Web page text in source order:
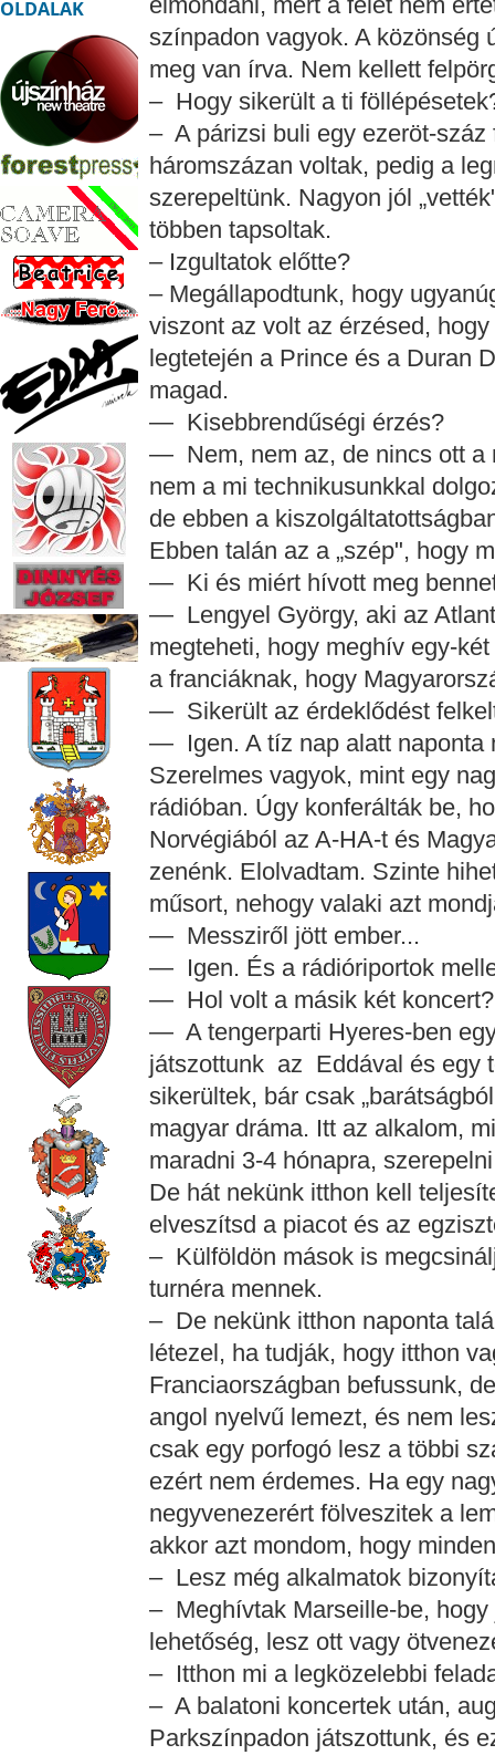
színpadon vagyok. A közönség
meg van írva. Nem kellett
– Hogy sikerült a ti
– A párizsi buli egy ezeröt-
háromszázan voltak, pedig a
szerepeltünk. Nagyon jól
többen tapsoltak.
– Izgultatok előtte?
– Megállapodtunk, hogy
viszont az volt az érzésed,
legtetején a Prince és a Duran
magad.
— Kisebbrendűségi érzés?
— Nem, nem az, de nincs ott a
nem a mi technikusunkkal
de ebben a
Ebben talán az a „szép", hogy
— Ki és miért hívott meg
— Lengyel György, aki az
megteheti, hogy meghív egy-
a franciáknak, hogy
— Sikerült az érdeklődést
— Igen. A tíz nap alatt naponta
Szerelmes vagyok, mint egy
rádióban. Úgy konferálták be,
Norvégiából az A-HA-t és
zenénk. Elolvadtam. Szinte
műsort, nehogy valaki azt
— Messziről jött ember...
— Igen. És a rádióriportok
— Hol volt a másik két koncert?
— A tengerparti Hyeres-ben
játszottunk az Eddával és egy
sikerültek, bár csak
magyar dráma. Itt az alkalom,
maradni 3-4 hónapra,
De hát nekünk itthon kell
elveszítsd a piacot és az
– Külföldön mások is
turnéra mennek.
– De nekünk itthon naponta
létezel, ha tudják, hogy itthon
Franciaországban befussunk,
angol nyelvű lemezt, és nem
csak egy porfogó lesz a többi
ezért nem érdemes. Ha egy
negyvenezerért fölveszitek a
akkor azt mondom, hogy
– Lesz még alkalmatok
– Meghívtak Marseille-be,
lehetőség, lesz ott vagy
– Itthon mi a legközelebbi
– A balatoni koncertek után,
Parkszínpadon játszottunk, és
OLDALAK